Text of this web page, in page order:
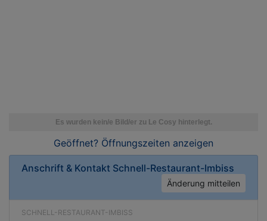
Geöffnet? Öffnungszeiten anzeigen
Anschrift & Kontakt Schnell-Restaurant-Imbiss
Änderung mitteilen
SCHNELL-RESTAURANT-IMBISS